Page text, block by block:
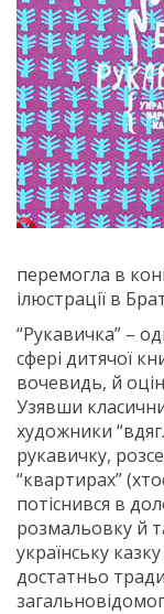
перемогла в
ілюстрації в
“Рукавичка” –
сфері дитячої
вочевидь, й
Узявши
художники
рукавичку,
“квартирах”
потіснився в
розмальовку й
українську
достатньо